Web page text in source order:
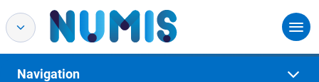
Navigation